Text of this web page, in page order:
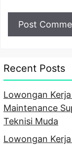
Recent Posts
Lowongan
Maintenance
Teknisi Muda
Lowongan